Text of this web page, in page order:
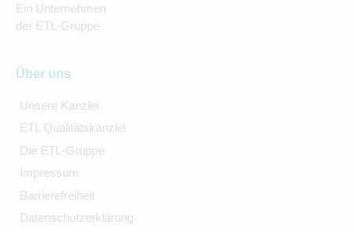
Ein Unternehmen
der ETL-Gruppe
Über uns
Unsere Kanzlei
ETL Qualitätskanzlei
Die ETL-Gruppe
Impressum
Barrierefreiheit
Datenschutzerklärung